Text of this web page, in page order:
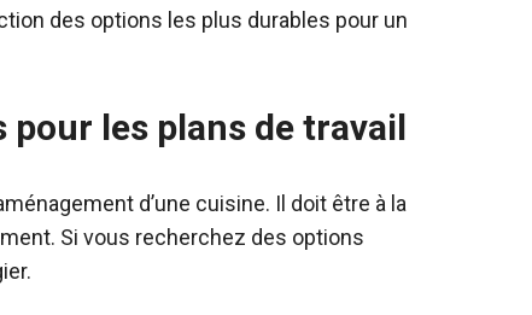
des options les plus durables pour un
les plans de travail
d’une cuisine. Il doit être à la
Si vous recherchez des options